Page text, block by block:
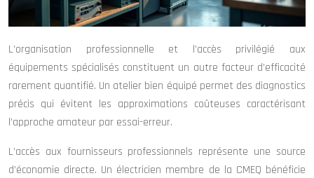
L’organisation professionnelle et l’accès privilégié aux
équipements spécialisés constituent un autre facteur d’efficacité
rarement quantifié. Un atelier bien équipé permet des diagnostics
précis qui évitent les approximations coûteuses caractérisant
l’approche amateur par essai-erreur.
L’accès aux fournisseurs professionnels représente une source
d’économie directe. Un électricien membre de la CMEQ bénéficie